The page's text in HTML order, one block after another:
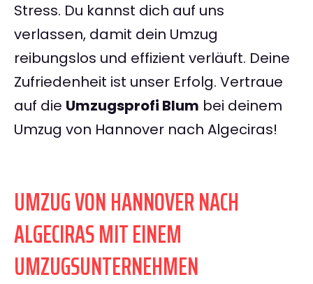
Stress. Du kannst dich auf uns
verlassen, damit dein Umzug
reibungslos und effizient verläuft. Deine
Zufriedenheit ist unser Erfolg. Vertraue
auf die Umzugsprofi Blum bei deinem
Umzug von Hannover nach Algeciras!
UMZUG VON HANNOVER NACH
ALGECIRAS MIT EINEM
UMZUGSUNTERNEHMEN